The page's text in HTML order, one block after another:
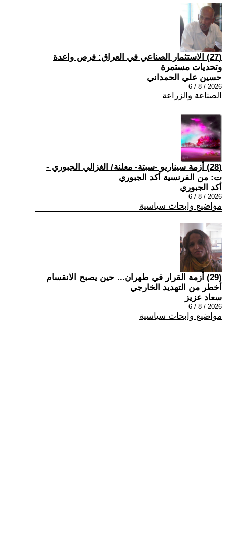
(27) الاستثمار الصناعي في العراق: فرص واعدة
وتحديات مستمرة
حسين علي الحمداني
2026 / 8 / 6
الصناعة والزراعة
(28) أزمة سيناريو -سبتة- معلنة/ الغزالي الجبوري -
ت: من الفرنسية أكد الجبوري
أكد الجبوري
2026 / 8 / 6
مواضيع وابحاث سياسية
(29) أزمة القرار في طهران... حين يصبح الانقسام
أخطر من التهديد الخارجي
سعاد عزيز
2026 / 8 / 6
مواضيع وابحاث سياسية